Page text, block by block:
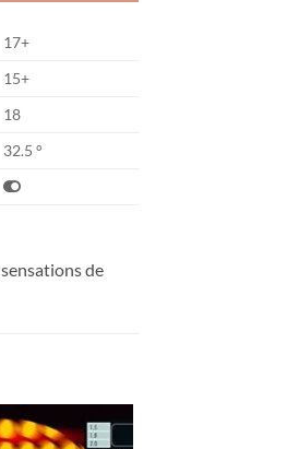
17+
15+
18
32.5 °
de